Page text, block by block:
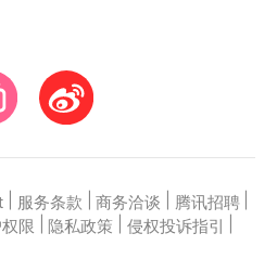
服务条款 商务洽谈 腾讯招聘
限 隐私政策 侵权投诉指引